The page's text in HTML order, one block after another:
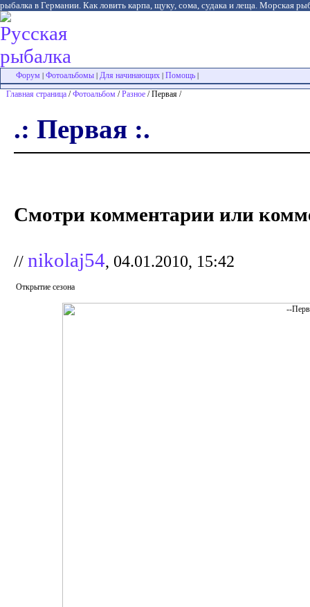
рыбалка в Германии. Как ловить карпа, щуку, сома, судака и леща. Морская
Форум Фотоальбомы Для начинающих Помощь
Главная страница /Фотоальбом /Разное / Первая /
.: Первая :.
Смотри комментарии или
// nikolaj54, 04.01.2010, 15:42
Открытие сезона